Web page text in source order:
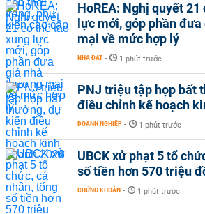
HoREA: Nghị quyết
lực mới, góp phần
mại về mức hợp lý
NHÀ ĐẤT - 1 phút trước
PNJ triệu tập họp bất
điều chỉnh kế hoạch
DOANH NGHIỆP - 1 phút trước
UBCK xử phạt 5 tổ
số tiền hơn 570 triệu
CHỨNG KHOÁN - 1 phút trước